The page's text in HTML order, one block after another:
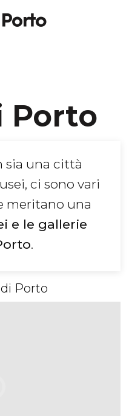
Porto
sia una città
ci sono vari
meritano una
e le gallerie
.
Porto